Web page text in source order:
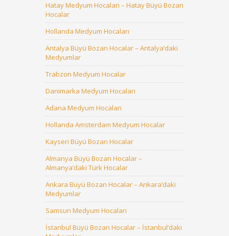
Hatay Medyum Hocaları – Hatay Büyü Bozan
Hocalar
Hollanda Medyum Hocaları
Antalya Büyü Bozan Hocalar – Antalya’daki
Medyumlar
Trabzon Medyum Hocalar
Danimarka Medyum Hocaları
Adana Medyum Hocaları
Hollanda Amsterdam Medyum Hocalar
Kayseri Büyü Bozan Hocalar
Almanya Büyü Bozan Hocalar –
Almanya’daki Türk Hocalar
Ankara Büyü Bozan Hocalar – Ankara’daki
Medyumlar
Samsun Medyum Hocaları
İstanbul Büyü Bozan Hocalar – İstanbul’daki